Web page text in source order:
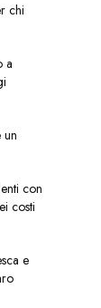
chi
a
un
con
costi
e